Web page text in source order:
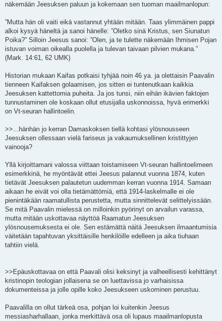
näkemään Jeesuksen paluun ja kokemaan sen tuoman maailmanlopun:
”Mutta hän oli vaiti eikä vastannut yhtään mitään. Taas ylimmäinen pappi
alkoi kysyä häneltä ja sanoi hänelle: ”Oletko sinä Kristus, sen Siunatun
Poika?” Silloin Jeesus sanoi: ”Olen, ja te tulette näkemään Ihmisen Pojan
istuvan voiman oikealla puolella ja tulevan taivaan pilvien mukana.”
(Mark. 14:61, 62 UMK)
Historian mukaan Kaifas potkaisi tyhjää noin 46 ya. ja olettaisin Paavalin
tienneen Kaifaksen golaamisen, jos sitten ei tuntenutkaan kaikkia
Jeesuksen kattettomia puheita. Ja jos tunsi, niin eihän ikävien faktojen
tunnustaminen ole koskaan ollut etusijalla uskonnoissa, hyvä erimerkki
on Vt-seuran hallintoelin.
>>...hänhän jo kerran Damaskoksen tiellä kohtasi ylösnousseen
Jeesuksen ollessaan vielä fariseus ja vakaumuksellinen kristittyjen
vainooja?
Yllä kirjoittamani valossa viittaan toistamiseen Vt-seuran hallintoelimeen
esimerkkinä, he myöntävät ettei Jeesus palannut vuonna 1874, kuten
tietävät Jeesuksen palautetun uudemman kerran vuonna 1914. Samaan
aikaan he eivät voi olla tietämättömiä, että 1914-laskelmalle ei ole
pienintäkään raamatullista perustetta, mutta sinnittelevät selittelyissään.
Se mitä Paavalin mielessä on milloinkin pyörinyt on arvailun varassa,
mutta mitään uskottavaa näyttöä Raamatun Jeesuksen
ylösnousemuksesta ei ole. Sen estämättä näitä Jeesuksen ilmaantumisia
väitetään tapahtuvan yksittäisille henkilöille edelleen ja aika tiuhaan
tahtiin vielä.
>>Epäuskottavaa on että Paavali olisi keksinyt ja valheellisesti kehittänyt
kristinopin teologian jollaisena se on luettavissa jo varhaisissa
dokumenteissa ja jolle opille koko Jeesukseen uskominen perustuu.
Paavalilla on ollut tärkeä osa, pohjan loi kuitenkin Jeesus
messiasharhallaan, jonka merkittävä osa oli lupaus maailmanlopusta